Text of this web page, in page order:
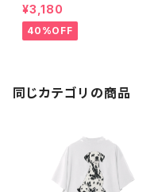
¥3,180
40%OFF
同じカテゴリの商品